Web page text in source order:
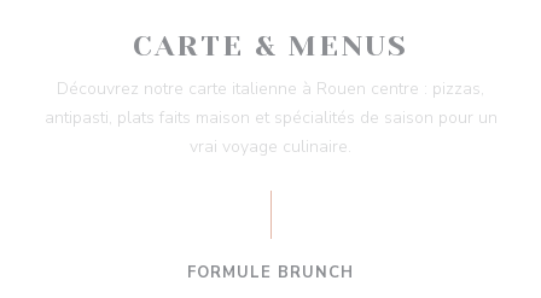
CARTE & MENUS
Découvrez notre carte italienne à Rouen centre : pizzas,
antipasti, plats faits maison et spécialités de saison pour un
vrai voyage culinaire.
FORMULE BRUNCH